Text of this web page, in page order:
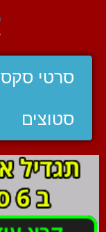
סרטי סקס
סטוצים